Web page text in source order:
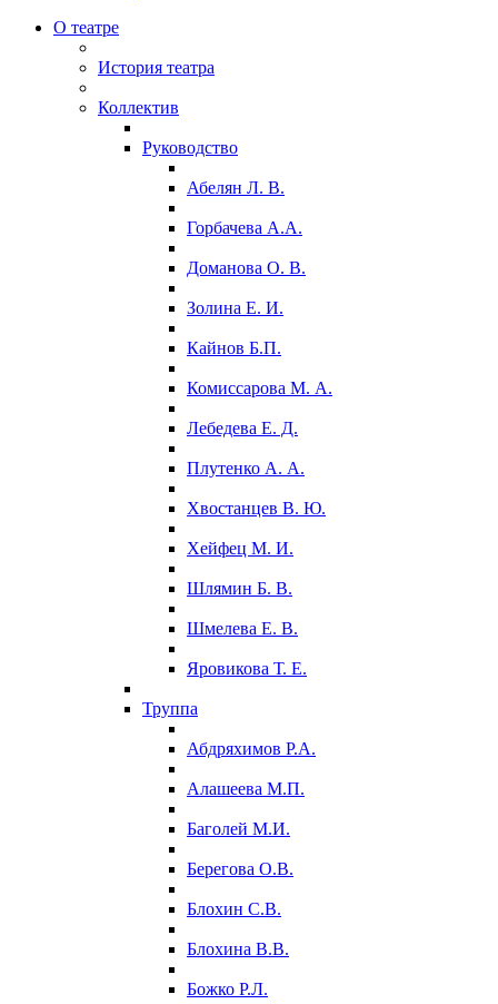
О театре
История театра
Коллектив
Руководство
Абелян Л. В.
Горбачева А.А.
Доманова О. В.
Золина Е. И.
Кайнов Б.П.
Комиссарова М. А.
Лебедева Е. Д.
Плутенко А. А.
Хвостанцев В. Ю.
Хейфец М. И.
Шлямин Б. В.
Шмелева Е. В.
Яровикова Т. Е.
Труппа
Абдряхимов Р.А.
Алашеева М.П.
Баголей М.И.
Берегова О.В.
Блохин С.В.
Блохина В.В.
Божко Р.Л.